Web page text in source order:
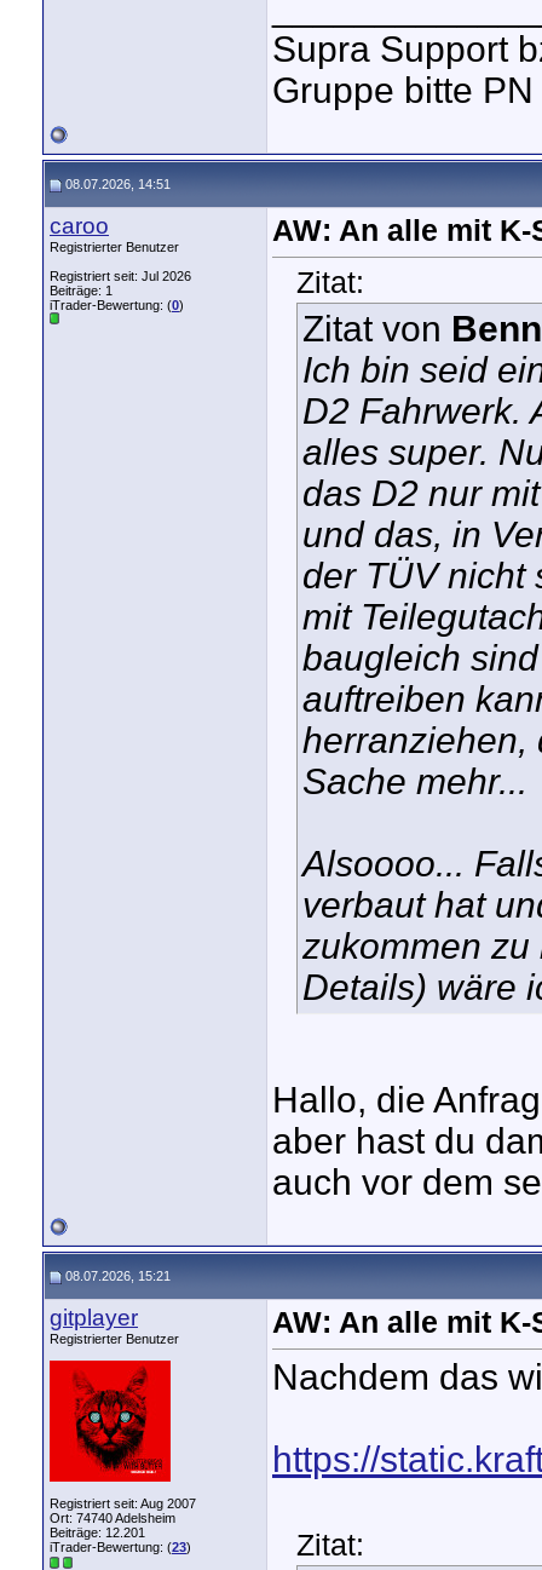
Supra Support
Gruppe bitte
08.07.2026, 14:51
caroo
Registrierter Benutzer
Registriert seit: Jul 2026
Beiträge: 1
iTrader-Bewertung: (0)
AW: An alle mit
Zitat:
Zitat von
Ich bin seid
D2 Fahrwerk.
alles super.
das D2 nur
und das, in
der TÜV nicht
mit
baugleich
auftreiben
herranziehen,
Sache mehr...
Alsoooo...
verbaut hat
zukommen
Details) wäre
Hallo, die
aber hast du
auch vor dem
08.07.2026, 15:21
gitplayer
Registrierter Benutzer
Registriert seit: Aug 2007
Ort: 74740 Adelsheim
Beiträge: 12.201
iTrader-Bewertung: (23)
AW: An alle mit
Nachdem das
https://
Zitat: